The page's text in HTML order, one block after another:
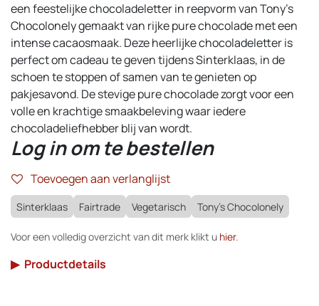
een feestelijke chocoladeletter in reepvorm van Tony's
Chocolonely gemaakt van rijke pure chocolade met een
intense cacaosmaak. Deze heerlijke chocoladeletter is
perfect om cadeau te geven tijdens Sinterklaas, in de
schoen te stoppen of samen van te genieten op
pakjesavond. De stevige pure chocolade zorgt voor een
volle en krachtige smaakbeleving waar iedere
chocoladeliefhebber blij van wordt.
Log in om te bestellen
Toevoegen aan verlanglijst
Sinterklaas Fairtrade Vegetarisch Tony's Chocolonely
Voor een volledig overzicht van dit merk klikt u hier.
▶ Productdetails